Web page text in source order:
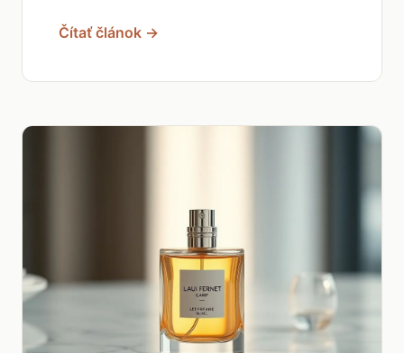
Čítať článok →